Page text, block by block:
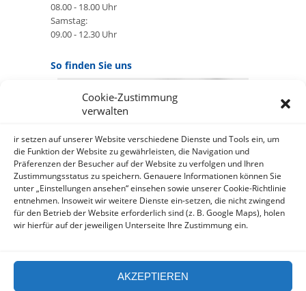
Cookie-Zustimmung
verwalten
ir setzen auf unserer Website verschiedene Dienste und Tools ein, um
die Funktion der Website zu gewährleisten, die Navigation und
Präferenzen der Besucher auf der Website zu verfolgen und Ihren
Zustimmungsstatus zu speichern. Genauere Informationen können Sie
unter „Einstellungen ansehen“ einsehen sowie unserer Cookie-Richtlinie
entnehmen. Insoweit wir weitere Dienste ein-setzen, die nicht zwingend
für den Betrieb der Website erforderlich sind (z. B. Google Maps), holen
wir hierfür auf der jeweiligen Unterseite Ihre Zustimmung ein.
AKZEPTIEREN
08.00 - 18.00 Uhr
Samstag:
09.00 - 12.30 Uhr
So finden Sie uns
GOOGLE MAPS:
AKZEPTIEREN
Anbieter: Google Ireland Limited
Bei der Nutzung dieses Dienstes
werden Daten an Google
über¬mittelt, außer¬dem ist es
wahr-scheinlich dass Google Daten
(z.B. Cookies) auf Ihrem Gerät
https://policies.google.com/privacy?
hl=de&gl=de